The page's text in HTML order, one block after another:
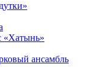
«Хатынь»
ансамбль